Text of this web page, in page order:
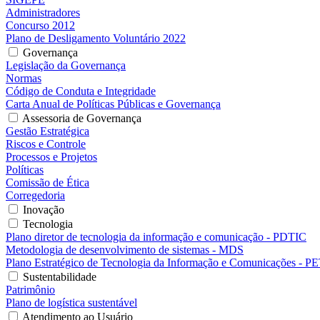
Administradores
Concurso 2012
Plano de Desligamento Voluntário 2022
Governança
Legislação da Governança
Normas
Código de Conduta e Integridade
Carta Anual de Políticas Públicas e Governança
Assessoria de Governança
Gestão Estratégica
Riscos e Controle
Processos e Projetos
Políticas
Comissão de Ética
Corregedoria
Inovação
Tecnologia
Plano diretor de tecnologia da informação e comunicação - PDTIC
Metodologia de desenvolvimento de sistemas - MDS
Plano Estratégico de Tecnologia da Informação e Comunicações -
Sustentabilidade
Patrimônio
Plano de logística sustentável
Atendimento ao Usuário